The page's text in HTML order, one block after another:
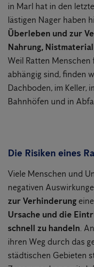
in Marl hat in den
lästigen Nager haben
Überleben und zur
Nahrung,
Weil Ratten
abhängig sind, finden
Dachboden, im Keller,
Bahnhöfen und in
Die Risiken eines
Viele Menschen und
negativen
zur Verhinderung
Ursache und die
schnell zu handeln.
ihren Weg durch das
städtischen Gebieten